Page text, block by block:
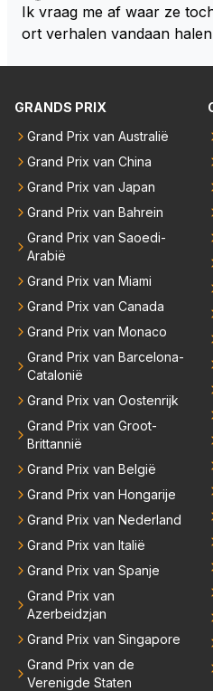
Ik vraag me af waar ze
ort verhalen vandaan
emand weet wat er zich
iedereen is vertrokken. Dat
er elkaar mensen een
niet meer in de F1 willen
meesten van hen al sinds
anwezig waren. De
e lege plaatsen op gaan
binnen RB gewerkt en zijn
n meer. Ook andere teams
rdt teveel drama van
GRANDS PRIX
Grand Prix van Australië
Grand Prix van China
Grand Prix van Japan
Grand Prix van Bahrein
Grand Prix van Saoedi-
Arabië
Grand Prix van Miami
Grand Prix van Canada
Grand Prix van Monaco
Grand Prix van Barcelona-
Catalonië
Grand Prix van Oostenrijk
Grand Prix van Groot-
Brittannië
Grand Prix van België
Grand Prix van Hongarije
Grand Prix van Nederland
Grand Prix van Italië
Grand Prix van Spanje
Grand Prix van
Azerbeidzjan
Grand Prix van Singapore
Grand Prix van de
Verenigde Staten